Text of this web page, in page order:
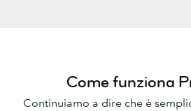
Come funziona
Continuiamo a dire che è